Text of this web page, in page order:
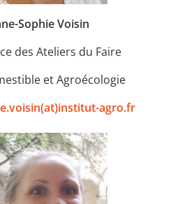
Sophie Voisin
des Ateliers du Faire
et Agroécologie
agro.fr